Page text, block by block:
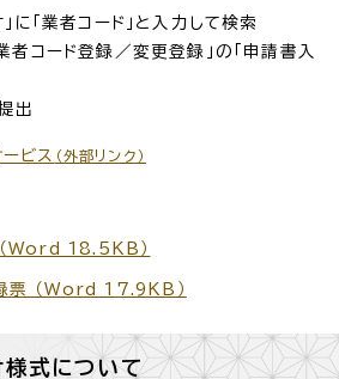
に「業者コード」と入力して検索
コード登録／変更登録」の「申請書入
出
ビス （外部リンク）
Word 18.5KB）
票 （Word 17.9KB）
様式について